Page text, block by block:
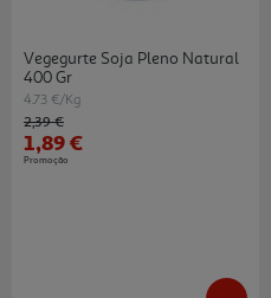
Vegegurte Soja Pleno Natural
400 Gr
4.73 €/Kg
Price reduced from
2,39 €to
1,89 €
Promoção